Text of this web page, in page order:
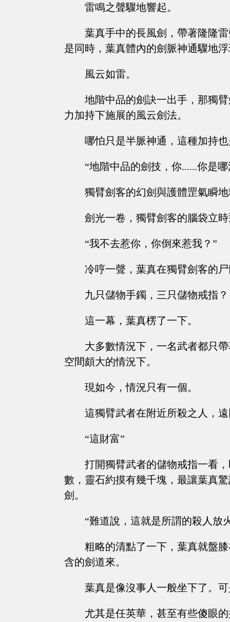
雷鳴之聲驟地響起。
葉真手中的長風劍，帶著隆隆
是同時，葉真體內的劍脈神通驟地
風云如雷。
地階中品的劍訣一出手，那獨
力加持下施展的風云劍法。
哪怕只是半脈神通，這種加持
“地階中品的劍技，你......你是
獨臂劍客的幻劍與護體罡氣瞬
劍光一卷，獨臂劍客的腦袋立
“我不去惹你，你倒來惹我？”
冷哼一聲，葉真在獨臂劍客的
九只儲物手鐲，三只儲物戒指？
這一幕，葉真楞了一下。
大多數情況下，一名武者都只
空間頗大的情況下。
現如今，情況只有一個。
這獨臂武者在附近所殺之人，
“這財富”
打開獨臂武者的儲物戒指一看
數，靈石約摸有幾千塊，最讓葉真
劍。
“難道說，這就是所謂的殺人放
粗略的清點了一下，葉真就盤
含的劍道來。
葉真是像沒事人一般坐下了。
尤其是任英華，甚至有些傻眼